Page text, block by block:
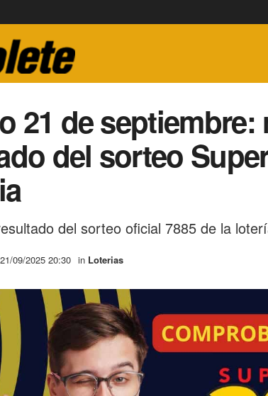
21 de septiembre:
del sorteo
del sorteo oficial 7885 de la
21/09/2025 20:30 in Loterias